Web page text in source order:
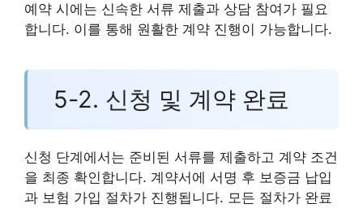
예약 시에는 신속한 서류 제출과 상담 참여가 필요
합니다. 이를 통해 원활한 계약 진행이 가능합니다.
5-2. 신청 및 계약 완료
신청 단계에서는 준비된 서류를 제출하고 계약 조건
을 최종 확인합니다. 계약서에 서명 후 보증금 납입
과 보험 가입 절차가 진행됩니다. 모든 절차가 완료